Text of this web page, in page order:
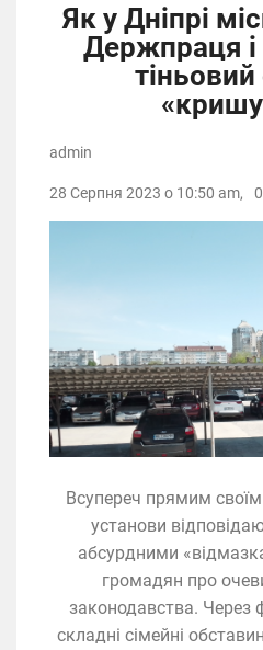
Як у Дніпрі
Держпраця і
Всупереч прямим
установи
абсурдними
громадян про
законодавства. Через
складні сімейні
admin
28 Серпня 2023 о 10:50 am, 0